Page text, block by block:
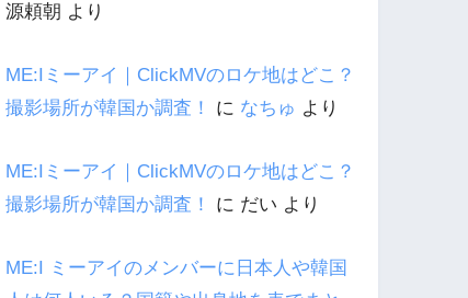
源頼朝 より
ME:Iミーアイ｜ClickMVのロケ地はどこ？
撮影場所が韓国か調査！
に なちゅ より
ME:Iミーアイ｜ClickMVのロケ地はどこ？
撮影場所が韓国か調査！
に だい より
ME:I ミーアイのメンバーに日本人や韓国